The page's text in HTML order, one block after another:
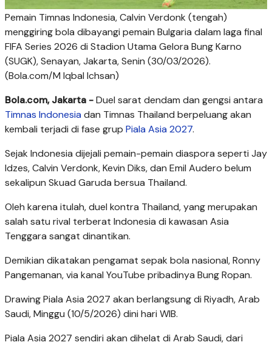
Pemain Timnas Indonesia, Calvin Verdonk (tengah)
menggiring bola dibayangi pemain Bulgaria dalam laga final
FIFA Series 2026 di Stadion Utama Gelora Bung Karno
(SUGK), Senayan, Jakarta, Senin (30/03/2026).
(Bola.com/M Iqbal Ichsan)
Bola.com, Jakarta -Duel sarat dendam dan gengsi antara
Timnas Indonesia dan Timnas Thailand berpeluang akan
kembali terjadi di fase grup Piala Asia 2027.
Sejak Indonesia dijejali pemain-pemain diaspora seperti Jay
Idzes, Calvin Verdonk, Kevin Diks, dan Emil Audero belum
sekalipun Skuad Garuda bersua Thailand.
Oleh karena itulah, duel kontra Thailand, yang merupakan
salah satu rival terberat Indonesia di kawasan Asia
Tenggara sangat dinantikan.
Demikian dikatakan pengamat sepak bola nasional, Ronny
Pangemanan, via kanal YouTube pribadinya Bung Ropan.
Drawing Piala Asia 2027 akan berlangsung di Riyadh, Arab
Saudi, Minggu (10/5/2026) dini hari WIB.
Piala Asia 2027 sendiri akan dihelat di Arab Saudi, dari